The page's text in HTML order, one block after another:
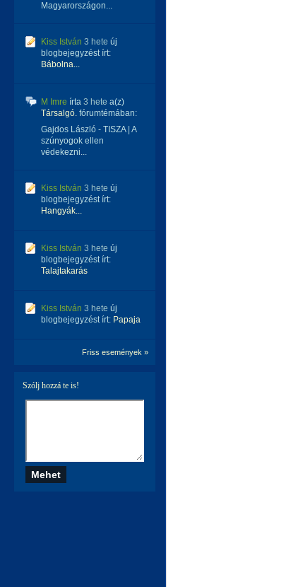
Magyarországon...
Kiss István 3 hete új
blogbejegyzést írt:
Bábolna...
M Imre írta 3 hete a(z)
Társalgó. fórumtémában:
Gajdos László - TISZA | A
szúnyogok ellen
védekezni...
Kiss István 3 hete új
blogbejegyzést írt:
Hangyák...
Kiss István 3 hete új
blogbejegyzést írt:
Talajtakarás
Kiss István 3 hete új
blogbejegyzést írt: Papaja
Friss események »
Szólj hozzá te is!